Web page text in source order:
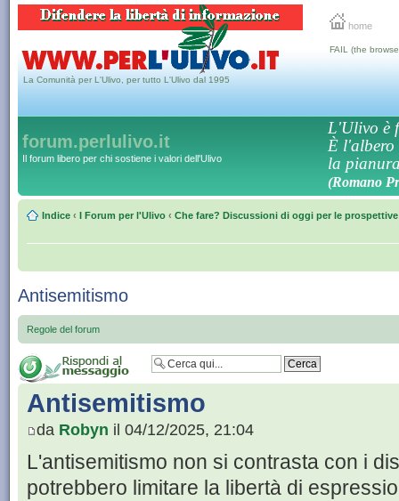
home
La Comunità per L'Ulivo, per tutto L'Ulivo dal 1995
FAIL (the
forum.perlulivo.it
Il forum libero per chi sostiene i valori dell'Ulivo
L'Ulivo è
È l'albero
la
(Romano
Indice ‹ I Forum per l'Ulivo ‹ Che fare? Discussioni di oggi per le
Antisemitismo
Regole del forum
Antisemitismo
da Robyn il 04/12/2025, 21:04
L'antisemitismo non si contrasta con i
potrebbero limitare la libertà di